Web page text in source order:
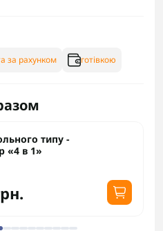
за рахунком готівкою
типу -
«4 в 1»